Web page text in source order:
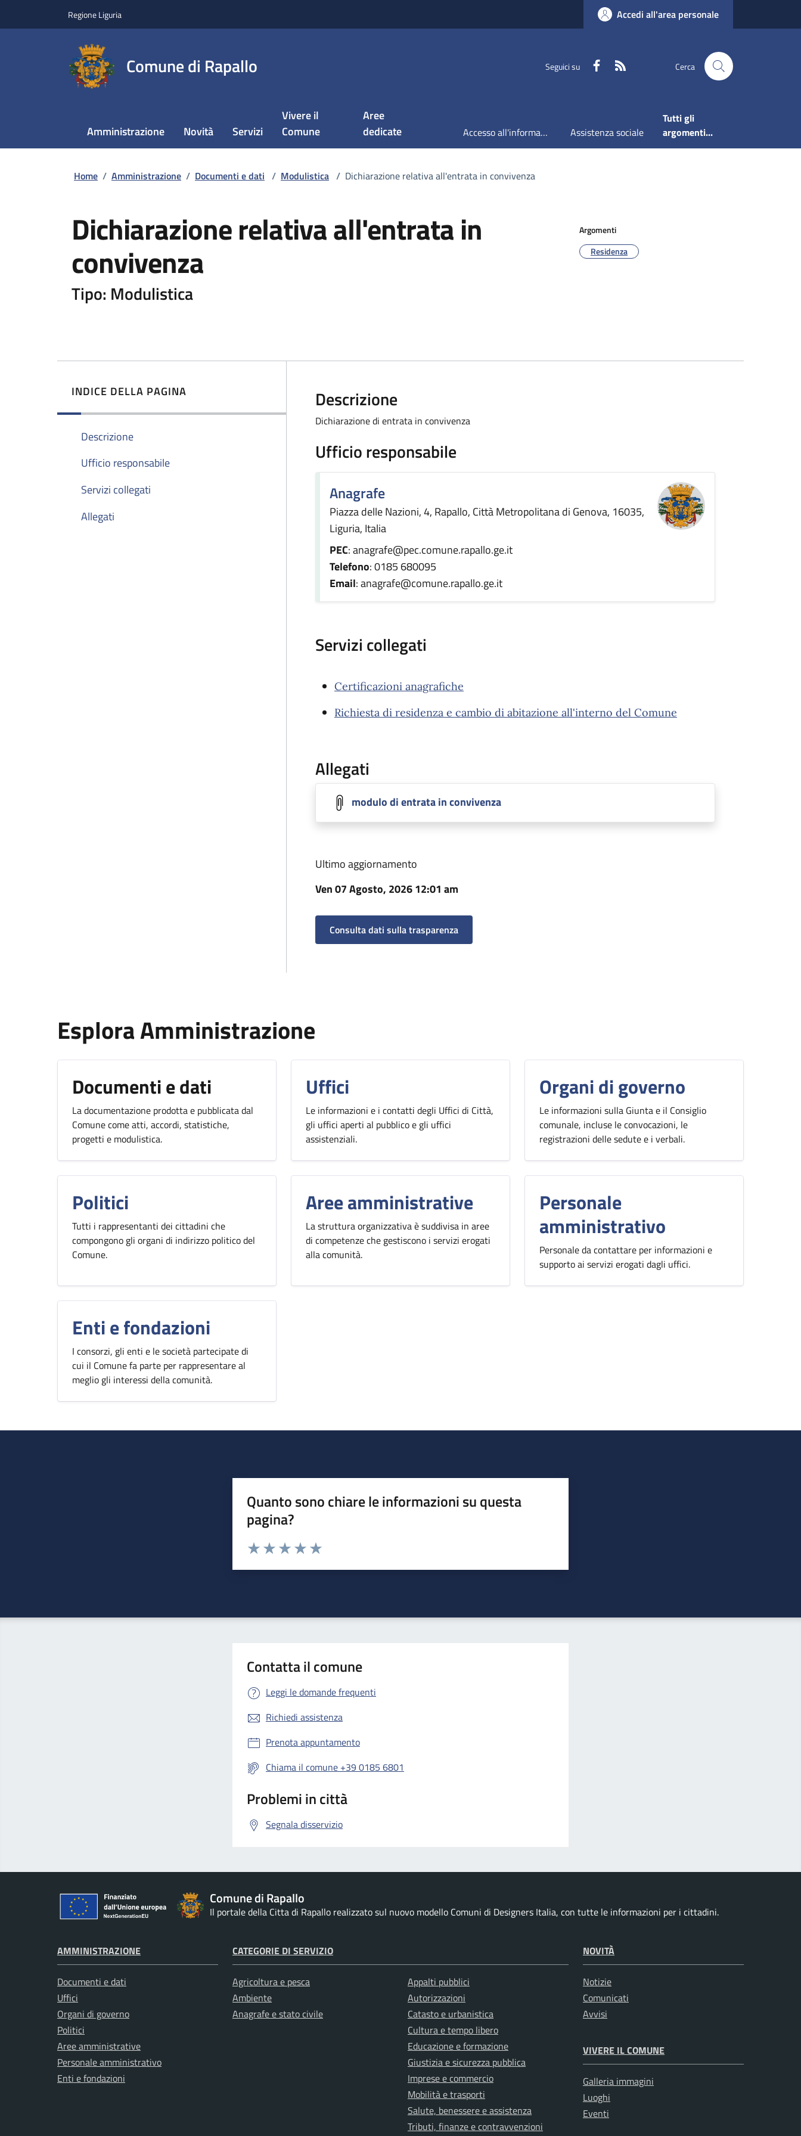
Regione Liguria Accedi all'area personale
Comune di Rapallo Seguici su Faceboook Cerca
Amministrazione Novità Servizi
Vivere il
Comune
Aree
dedicate
Accesso all'informazione Assistenza sociale
Tutti gli
argomenti...
Home / Amministrazione / Documenti e dati / Modulistica / Dichiarazione relativa all'entrata in convivenza
Dichiarazione relativa all'entrata in
convivenza
Tipo: Modulistica
Argomenti
Residenza
INDICE DELLA PAGINA
Descrizione
Ufficio responsabile
Servizi collegati
Allegati
Descrizione
Dichiarazione di entrata in convivenza
Ufficio responsabile
Anagrafe
Piazza delle Nazioni, 4, Rapallo, Città Metropolitana di Genova, 16035,
Liguria, Italia
PEC: anagrafe@pec.comune.rapallo.ge.it
Telefono: 0185 680095
Email: anagrafe@comune.rapallo.ge.it
Servizi collegati
Certificazioni anagrafiche
Richiesta di residenza e cambio di abitazione all'interno del Comune
Allegati
modulo di entrata in convivenza
Ultimo aggiornamento
Ven 07 Agosto, 2026 12:01 am
Consulta dati sulla trasparenza
Esplora Amministrazione
Documenti e dati
La documentazione prodotta e pubblicata dal
Comune come atti, accordi, statistiche,
progetti e modulistica.
Uffici
Le informazioni e i contatti degli Uffici di Città,
gli uffici aperti al pubblico e gli uffici
assistenziali.
Organi di governo
Le informazioni sulla Giunta e il Consiglio
comunale, incluse le convocazioni, le
registrazioni delle sedute e i verbali.
Politici
Tutti i rappresentanti dei cittadini che
compongono gli organi di indirizzo politico del
Comune.
Aree amministrative
La struttura organizzativa è suddivisa in aree
di competenze che gestiscono i servizi erogati
alla comunità.
Personale
amministrativo
Personale da contattare per informazioni e
supporto ai servizi erogati dagli uffici.
Enti e fondazioni
I consorzi, gli enti e le società partecipate di
cui il Comune fa parte per rappresentare al
meglio gli interessi della comunità.
Quanto sono chiare le informazioni su questa
pagina?
Valuta da 1 a 5 stelle la pagina
Contatta il comune
Leggi le domande frequenti
Richiedi assistenza
Prenota appuntamento
Chiama il comune +39 0185 6801
Problemi in città
Segnala disservizio
Comune di Rapallo
Il portale della Citta di Rapallo realizzato sul nuovo modello Comuni di Designers Italia, con tutte le informazioni per i cittadini.
AMMINISTRAZIONE
Documenti e dati
Uffici
Organi di governo
Politici
Aree amministrative
Personale amministrativo
Enti e fondazioni
CATEGORIE DI SERVIZIO
Agricoltura e pesca
Ambiente
Anagrafe e stato civile
Appalti pubblici
Autorizzazioni
Catasto e urbanistica
Cultura e tempo libero
Educazione e formazione
Giustizia e sicurezza pubblica
Imprese e commercio
Mobilità e trasporti
Salute, benessere e assistenza
Tributi, finanze e contravvenzioni
NOVITÀ
Notizie
Comunicati
Avvisi
VIVERE IL COMUNE
Galleria immagini
Luoghi
Eventi